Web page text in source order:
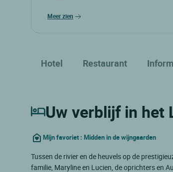
meer zien
Hotel Restaurant
Uw verblijf in het
Mijn favoriet : Midden in de wijngaarden
Tussen de rivier en de heuvels op de
familie, Maryline en Lucien, de oprichters en